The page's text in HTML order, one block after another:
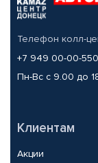
Телефон колл-
+7 949 00-00-550
Пн-Вс с 9.00 до
Клиентам
Акции